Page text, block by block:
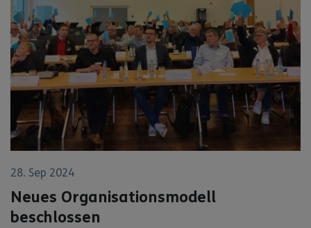
28. Sep 2024
Neues Organisationsmodell
beschlossen